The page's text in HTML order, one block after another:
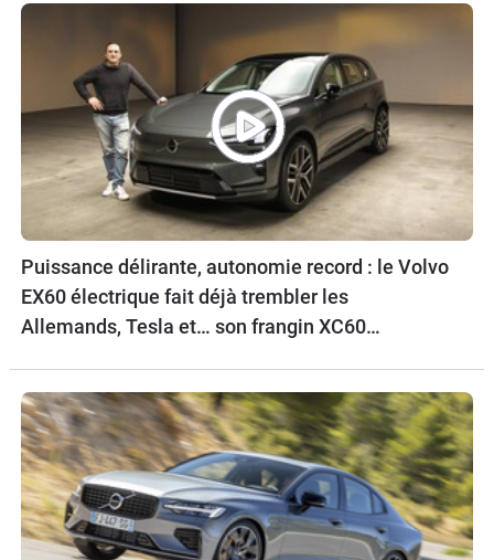
Puissance délirante, autonomie record : le Volvo
EX60 électrique fait déjà trembler les
Allemands, Tesla et… son frangin XC60